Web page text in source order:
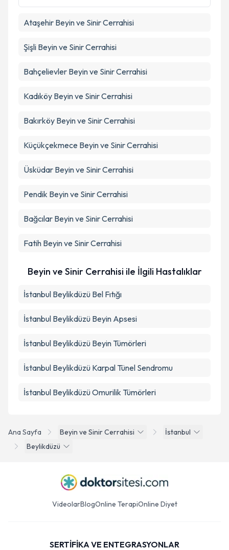
Ana Sayfa Beyin ve Sinir Cerrahisi
İstanbul
Beylikdüzü
Ataşehir Beyin ve Sinir Cerrahisi
Şişli Beyin ve Sinir Cerrahisi
Bahçelievler Beyin ve Sinir Cerrahisi
Kadıköy Beyin ve Sinir Cerrahisi
Bakırköy Beyin ve Sinir Cerrahisi
Küçükçekmece Beyin ve Sinir Cerrahisi
Üsküdar Beyin ve Sinir Cerrahisi
Pendik Beyin ve Sinir Cerrahisi
Bağcılar Beyin ve Sinir Cerrahisi
Fatih Beyin ve Sinir Cerrahisi
Beyin ve Sinir Cerrahisi ile İlgili Hastalıklar
İstanbul Beylikdüzü Bel Fıtığı
İstanbul Beylikdüzü Beyin Apsesi
İstanbul Beylikdüzü Beyin Tümörleri
İstanbul Beylikdüzü Karpal Tünel Sendromu
İstanbul Beylikdüzü Omurilik Tümörleri
VideolarBlogOnline TerapiOnline Diyet
SERTİFİKA VE ENTEGRASYONLAR